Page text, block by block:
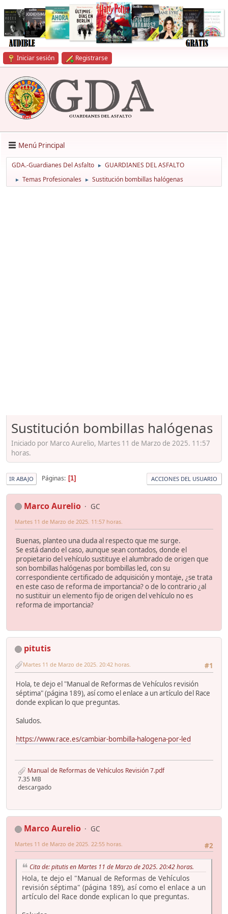
Iniciar sesión Registrarse
Menú Principal
GDA.-Guardianes Del Asfalto ► GUARDIANES DEL ASFALTO
► Temas Profesionales ► Sustitución bombillas halógenas
Sustitución bombillas halógenas
Iniciado por Marco Aurelio, Martes 11 de Marzo de 2025. 11:57
horas.
IR ABAJO Páginas 1 ACCIONES DEL USUARIO
Marco Aurelio GC
Martes 11 de Marzo de 2025. 11:57 horas.
Buenas, planteo una duda al respecto que me surge.
Se está dando el caso, aunque sean contados, donde el
propietario del vehículo sustituye el alumbrado de origen que
son bombillas halógenas por bombillas led, con su
correspondiente certificado de adquisición y montaje, ¿se trata
en este caso de reforma de importancia? o de lo contrario ¿al
no sustituir un elemento fijo de origen del vehículo no es
reforma de importancia?
pitutis
#1
Martes 11 de Marzo de 2025. 20:42 horas.
Hola, te dejo el "Manual de Reformas de Vehículos revisión
séptima" (página 189), así como el enlace a un artículo del Race
donde explican lo que preguntas.
Saludos.
https://www.race.es/cambiar-bombilla-halogena-por-led
Manual de Reformas de Vehículos Revisión 7.pdf
7.35 MB
descargado
Marco Aurelio
GC
#2
Martes 11 de Marzo de 2025. 22:55 horas.
Cita de: pitutis en Martes 11 de Marzo de 2025. 20:42 horas.
Hola, te dejo el "Manual de Reformas de Vehículos
revisión séptima" (página 189), así como el enlace a un
artículo del Race donde explican lo que preguntas.